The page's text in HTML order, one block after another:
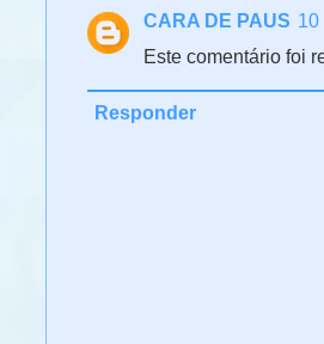
CARA DE PAUS 10
Este comentário foi
Responder